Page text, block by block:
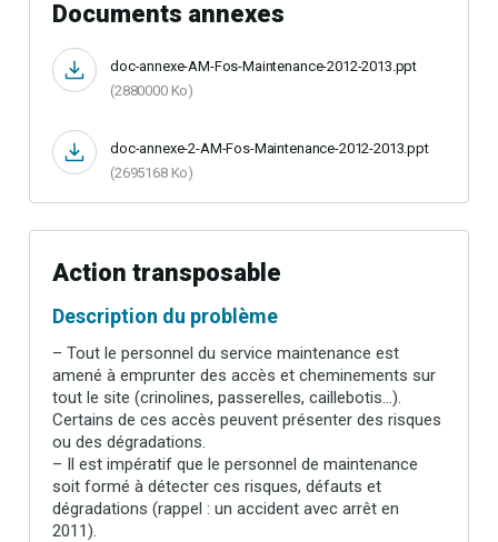
Documents annexes
doc-annexe-AM-Fos-Maintenance-2012-2013.ppt
(2880000 Ko)
doc-annexe-2-AM-Fos-Maintenance-2012-2013.ppt
(2695168 Ko)
Action transposable
Description du problème
– Tout le personnel du service maintenance est
amené à emprunter des accès et cheminements sur
tout le site (crinolines, passerelles, caillebotis…).
Certains de ces accès peuvent présenter des risques
ou des dégradations.
– Il est impératif que le personnel de maintenance
soit formé à détecter ces risques, défauts et
dégradations (rappel : un accident avec arrêt en
2011).